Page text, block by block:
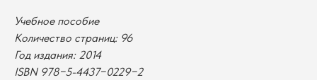
Учебное пособие
Количество страниц: 96
Год издания: 2014
ISBN 978−5-4437−0229−2
Новосибирский государственный